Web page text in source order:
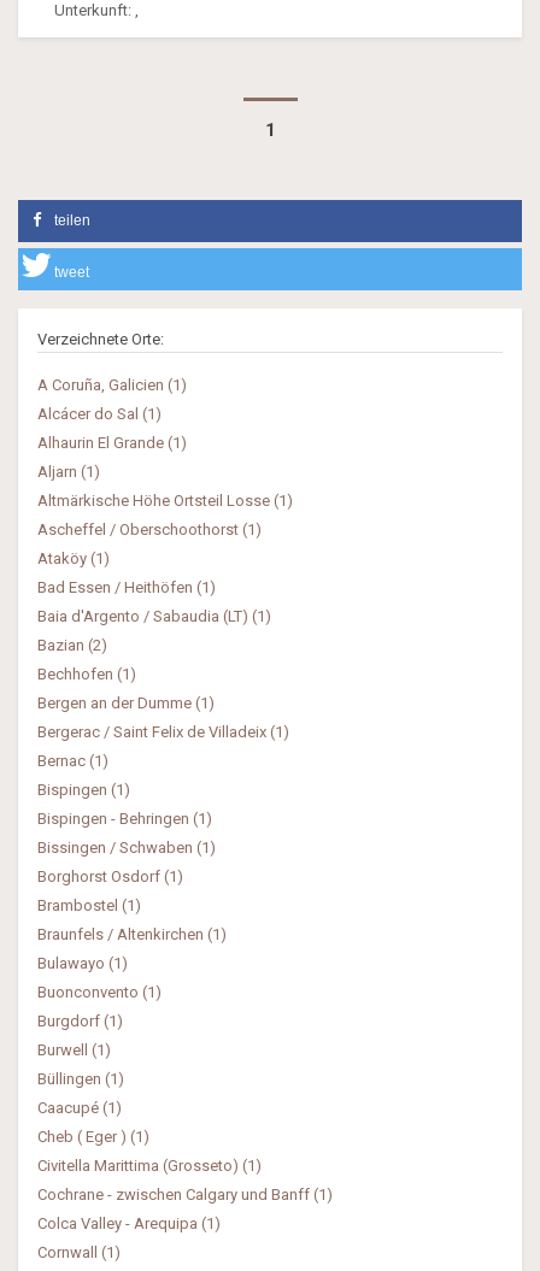
Unterkunft: ,
1
teilen
tweet
Verzeichnete Orte:
A Coruña, Galicien (1)
Alcácer do Sal (1)
Alhaurin El Grande (1)
Aljarn (1)
Altmärkische Höhe Ortsteil Losse (1)
Ascheffel / Oberschoothorst (1)
Ataköy (1)
Bad Essen / Heithöfen (1)
Baia d'Argento / Sabaudia (LT) (1)
Bazian (2)
Bechhofen (1)
Bergen an der Dumme (1)
Bergerac / Saint Felix de Villadeix (1)
Bernac (1)
Bispingen (1)
Bispingen - Behringen (1)
Bissingen / Schwaben (1)
Borghorst Osdorf (1)
Brambostel (1)
Braunfels / Altenkirchen (1)
Bulawayo (1)
Buonconvento (1)
Burgdorf (1)
Burwell (1)
Büllingen (1)
Caacupé (1)
Cheb ( Eger ) (1)
Civitella Marittima (Grosseto) (1)
Cochrane - zwischen Calgary und Banff (1)
Colca Valley - Arequipa (1)
Cornwall (1)